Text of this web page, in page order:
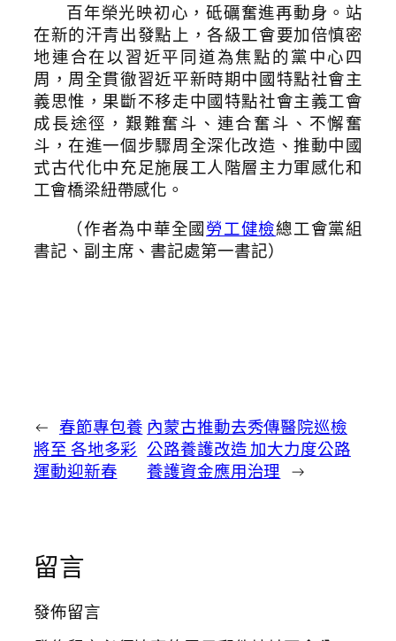
百年榮光映初心，砥礪奮進再動身。站
在新的汗青出發點上，各級工會要加倍慎密
地連合在以習近平同道為焦點的黨中心四
周，周全貫徹習近平新時期中國特點社會主
義思惟，果斷不移走中國特點社會主義工會
成長途徑，艱難奮斗、連合奮斗、不懈奮
斗，在進一個步驟周全深化改造、推動中國
式古代化中充足施展工人階層主力軍感化和
工會橋梁紐帶感化。
（作者為中華全國勞工健檢總工會黨組
書記、副主席、書記處第一書記）
← 春節專包養
將至 各地多彩
運動迎新春
內蒙古推動去秀傳醫院巡檢
公路養護改造 加大力度公路
養護資金應用治理 →
留言
發佈留言